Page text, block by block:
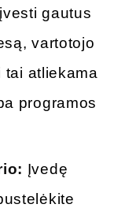
gautus
vartotojo
tai atliekama
programos
Įvedę